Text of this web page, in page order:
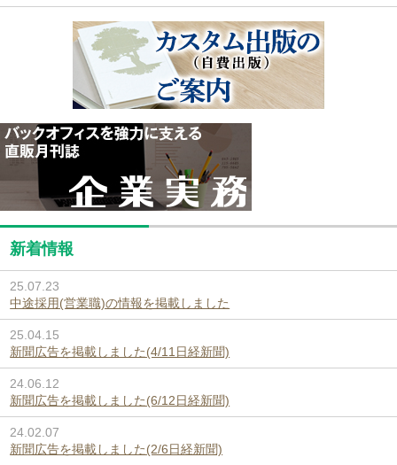
新着情報
25.07.23
中途採用(営業職)の情報を掲載しました
25.04.15
新聞広告を掲載しました(4/11日経新聞)
24.06.12
新聞広告を掲載しました(6/12日経新聞)
24.02.07
新聞広告を掲載しました(2/6日経新聞)